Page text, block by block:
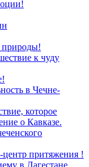
природы!
к чуду
в Чечне-
которое
о Кавказе.
притяжения !
в Дагестане